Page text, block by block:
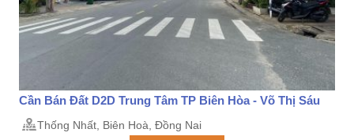
Cần Bán Đất D2D Trung Tâm TP Biên Hòa - Võ Thị Sáu
Thống Nhất, Biên Hoà, Đồng Nai